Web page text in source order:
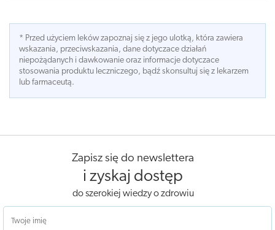
* Przed użyciem leków zapoznaj się z jego ulotką, która zawiera
wskazania, przeciwskazania, dane dotyczace działań
niepożądanych i dawkowanie oraz informacje dotyczace
stosowania produktu leczniczego, bądź skonsultuj się z lekarzem
lub farmaceutą.
Zapisz się do newslettera
i zyskaj dostęp
do szerokiej wiedzy o zdrowiu